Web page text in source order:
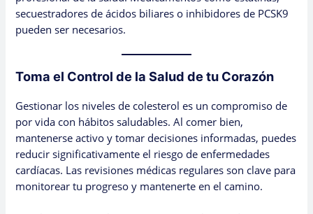
secuestradores de ácidos biliares o inhibidores de PCSK9
pueden ser necesarios.
Toma el Control de la Salud de tu Corazón
Gestionar los niveles de colesterol es un compromiso de
por vida con hábitos saludables. Al comer bien,
mantenerse activo y tomar decisiones informadas, puedes
reducir significativamente el riesgo de enfermedades
cardíacas. Las revisiones médicas regulares son clave para
monitorear tu progreso y mantenerte en el camino.